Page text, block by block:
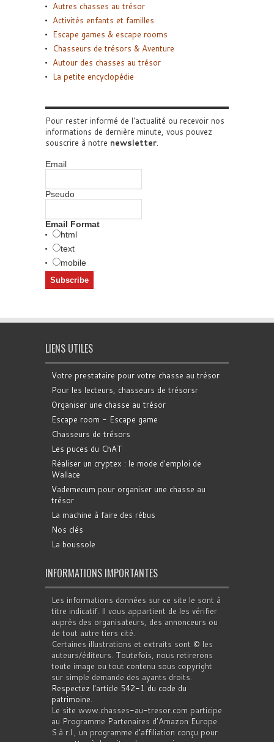
Autres chasses au trésor
Activités enfants et familles
Escape games & escape rooms
Chasseurs de trésors & Aventure
Autour des chasses au trésor
La petite encyclopédie
Pour rester informé de l'actualité ou recevoir nos
informations de dernière minute, vous pouvez
souscrire à notre newsletter.
Email
Pseudo
Email Format
html
text
mobile
LIENS UTILES
Votre prestataire pour votre chasse au trésor
Pour les lecteurs, chasseurs de trésorsr
Organiser une chasse au trésor
Escape room - Escape game
Chasseurs de trésors
Les puces du ChAT
Réaliser un cryptex : le mode d'emploi de
Wallace
Vademecum pour organiser une chasse au
trésor
La machine à faire des rébus
Nos clés
La boussole
INFORMATIONS IMPORTANTES
Les informations données sur ce site le sont à
titre indicatif. Il vous appartient de les vérifier
auprès des organisateurs, des annonceurs ou
de tout autre tiers cité.
Certaines illustrations et extraits sont © les
auteurs/éditeurs. Toutefois, nous retirerons
toute image ou tout contenu sous copyright
sur simple demande des ayants droits.
Respectez l'article 542-1 du code du
patrimoine.
Le site www.chasses-au-tresor.com participe
au Programme Partenaires d’Amazon Europe
S.à r.l., un programme d’affiliation conçu pour